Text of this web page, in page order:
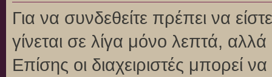
Για να συνδεθείτε πρέπει να
γίνεται σε λίγα μόνο λεπτά,
Επίσης οι διαχειριστές μπορεί